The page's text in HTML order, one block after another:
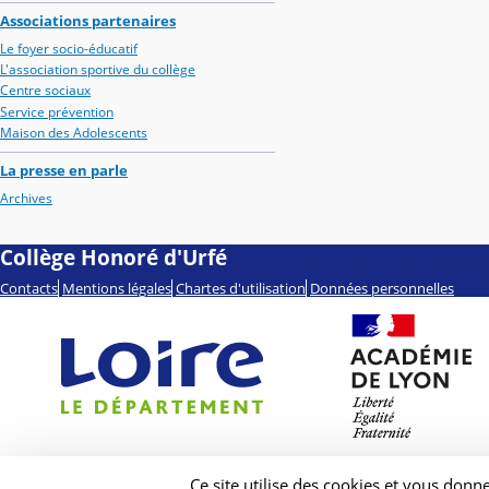
Associations partenaires
Le foyer socio-éducatif
L'association sportive du collège
Centre sociaux
Service prévention
Maison des Adolescents
La presse en parle
Archives
Collège Honoré d'Urfé
Contacts Mentions légales Chartes d'utilisation Données personnelles
Ce site utilise des cookies et vous